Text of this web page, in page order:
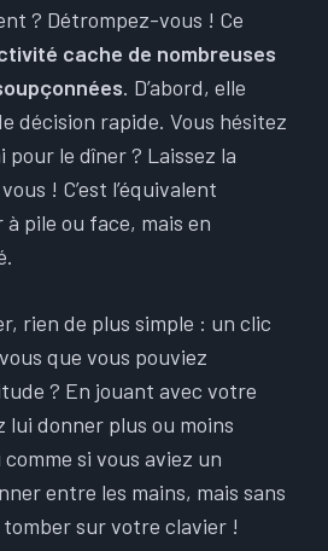
? Détrompez-vous ! Ce
cache de nombreuses
. D’abord, elle
décision rapide. Vous hésitez
le dîner ? Laissez la
! C’est l’équivalent
pile ou face, mais en
rien de plus simple : un clic
que vous pouviez
? En jouant avec votre
lui donner plus ou moins
comme si vous aviez un
entre les mains, mais sans
sur votre clavier !